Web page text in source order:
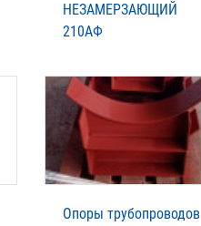
НЕЗАМЕРЗАЮЩИЙ
210АФ
Опоры трубопроводов